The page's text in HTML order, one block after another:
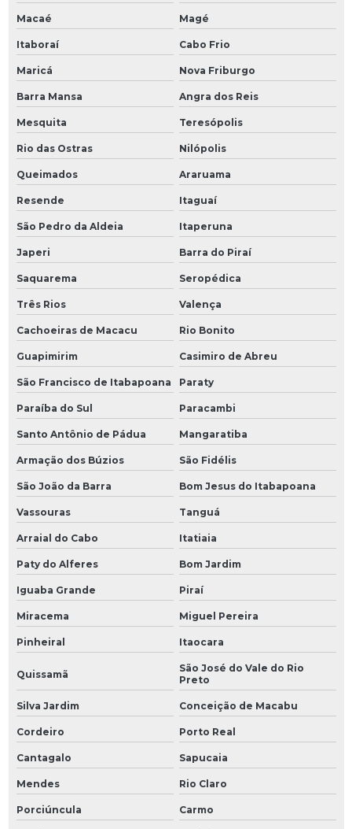
Macaé Magé
Itaboraí Cabo Frio
Maricá Nova Friburgo
Barra Mansa Angra dos Reis
Mesquita Teresópolis
Rio das Ostras Nilópolis
Queimados Araruama
Resende Itaguaí
São Pedro da Aldeia Itaperuna
Japeri Barra do Piraí
Saquarema Seropédica
Três Rios Valença
Cachoeiras de Macacu Rio Bonito
Guapimirim Casimiro de Abreu
São Francisco de Itabapoana Paraty
Paraíba do Sul Paracambi
Santo Antônio de Pádua Mangaratiba
Armação dos Búzios São Fidélis
São João da Barra Bom Jesus do Itabapoana
Vassouras Tanguá
Arraial do Cabo Itatiaia
Paty do Alferes Bom Jardim
Iguaba Grande Piraí
Miracema Miguel Pereira
Pinheiral Itaocara
Quissamã
São José do Vale do Rio
Preto
Silva Jardim Conceição de Macabu
Cordeiro Porto Real
Cantagalo Sapucaia
Mendes Rio Claro
Porciúncula Carmo